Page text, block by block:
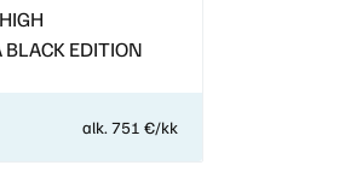
BLACK EDITION
alk. 751 €/kk